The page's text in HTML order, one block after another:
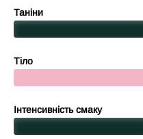
Таніни
Тіло
Інтенсивність смаку